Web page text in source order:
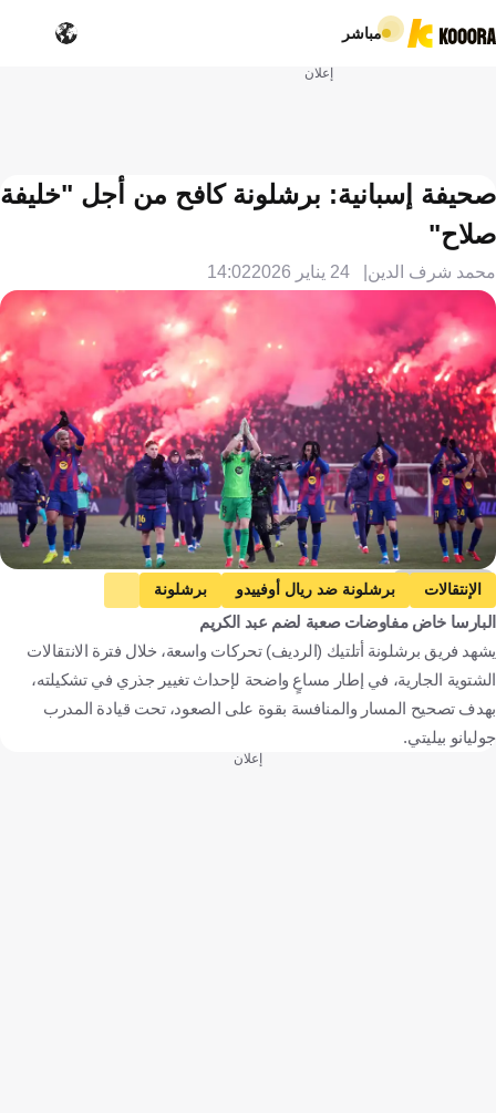
مباشر
إعلان
صحيفة إسبانية: برشلونة كافح من أجل "خليفة
صلاح"
محمد شرف الدين 24 يناير 2026 14:02
Getty Images
الإنتقالات برشلونة ضد ريال أوفييدو
برشلونة
ريال أوفييدو
الدوري الإسباني
برشلونة ضد كوبنهاجن
كوبنهاجن
دوري أبطال أوروبا
حمزة عبد الكريم
محمد صلاح
بورنموث ضد ليفربول
ليفربول
الدوري الإنجليزي الممتاز
إنجلترا
البارسا خاض مفاوضات صعبة لضم عبد الكريم
يشهد فريق برشلونة أتلتيك (الرديف) تحركات واسعة، خلال فترة الانتقالات
الشتوية الجارية، في إطار مساعٍ واضحة لإحداث تغيير جذري في تشكيلته،
بهدف تصحيح المسار والمنافسة بقوة على الصعود، تحت قيادة المدرب
جوليانو بيليتي.
إعلان